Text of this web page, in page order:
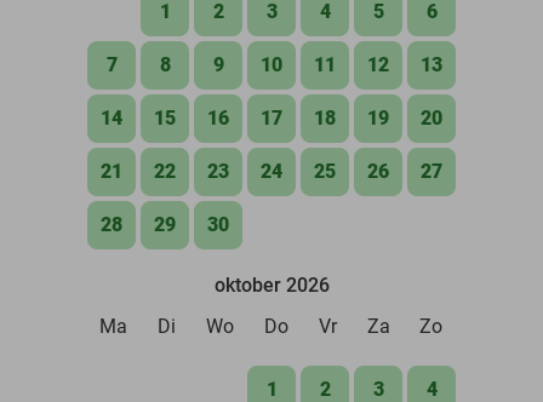
1 2 3 4 5 6
7 8 9 10 11 12 13
14 15 16 17 18 19 20
21 22 23 24 25 26 27
28 29 30
oktober 2026
Ma
Di Wo Do Vr Za Zo
1 2 3 4